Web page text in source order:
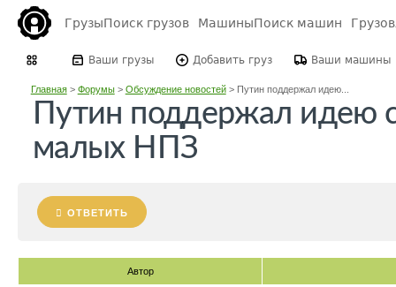
ГрузыПоиск грузов МашиныПоиск машин
Ваши грузы Добавить груз Ваши машины
Главная> Форумы> Обсуждение новостей> Путин поддержал идею...
Путин поддержал идею
малых НПЗ
ОТВЕТИТЬ
Автор